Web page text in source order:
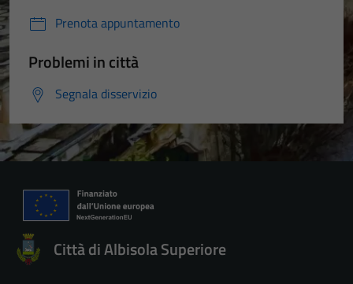
Prenota appuntamento
Problemi in città
Segnala disservizio
Città di Albisola Superiore